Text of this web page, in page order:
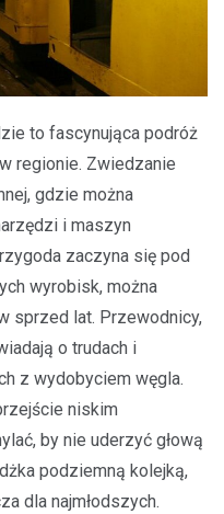
to fascynująca podróż
regionie. Zwiedzanie
gdzie można
i maszyn
zaczyna się pod
wyrobisk, można
sprzed lat. Przewodnicy,
o trudach i
z wydobyciem węgla.
niskim
by nie uderzyć głową
podziemną kolejką,
dla najmłodszych.